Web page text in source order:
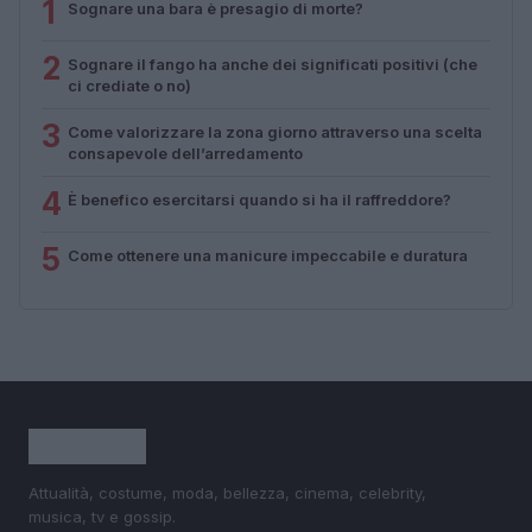
1 Sognare una bara è presagio di morte?
2 Sognare il fango ha anche dei significati positivi (che
ci crediate o no)
3 Come valorizzare la zona giorno attraverso una scelta
consapevole dell’arredamento
4 È benefico esercitarsi quando si ha il raffreddore?
5 Come ottenere una manicure impeccabile e duratura
Attualità, costume, moda, bellezza, cinema, celebrity,
musica, tv e gossip.